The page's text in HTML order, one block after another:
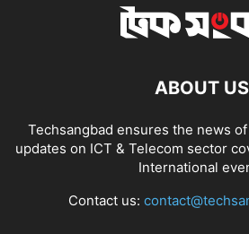
ABOUT US
Techsangbad ensures the news
updates on ICT & Telecom sector
International
Contact us: